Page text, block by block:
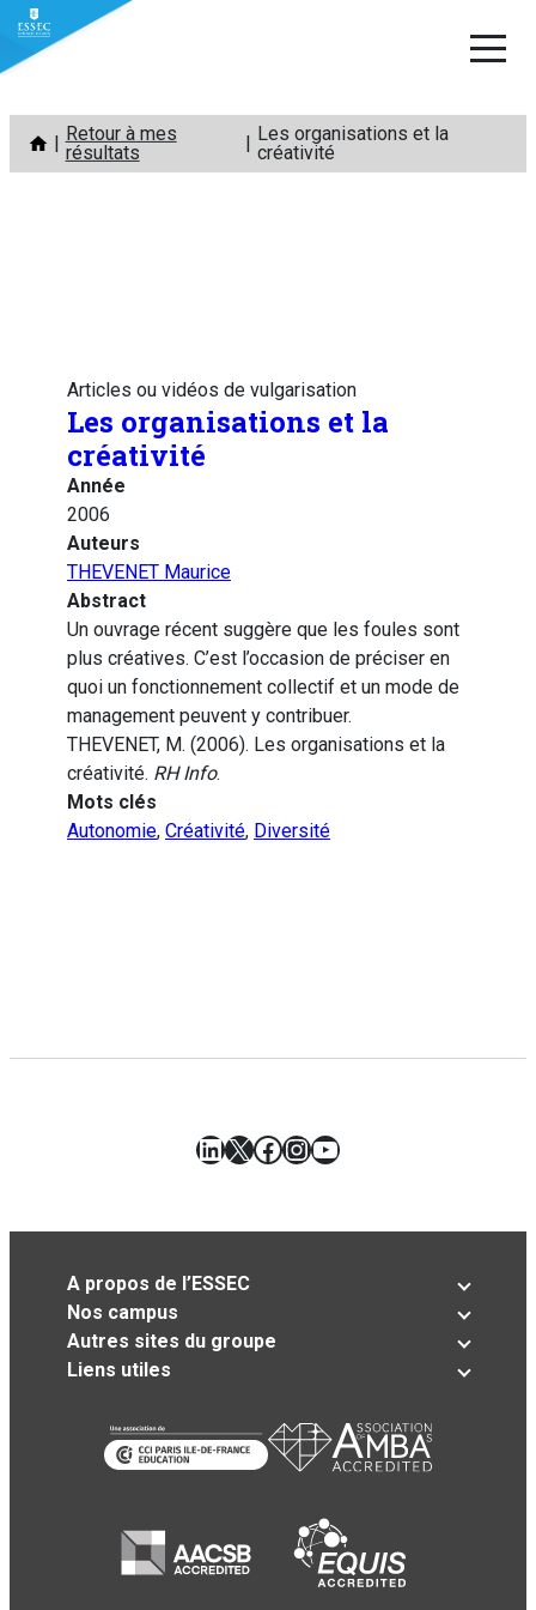
Aller
contenu
Retour à mes
résultats
Les organisations et la
créativité
Articles ou vidéos de vulgarisation
Les organisations et la
créativité
Année
2006
Auteurs
THEVENET Maurice
Abstract
Un ouvrage récent suggère que les foules sont
plus créatives. C’est l’occasion de préciser en
quoi un fonctionnement collectif et un mode de
management peuvent y contribuer.
THEVENET, M. (2006). Les organisations et la
créativité. RH Info.
Mots clés
Autonomie, Créativité, Diversité
LinkedIn
X Facebook
Instagram
YouTube
A propos de l’ESSEC
Nos campus
Autres sites du groupe
Liens utiles